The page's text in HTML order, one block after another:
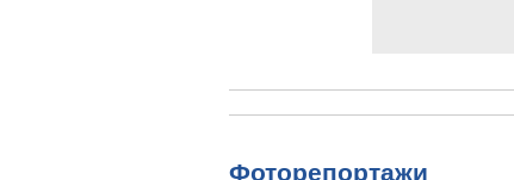
Фоторепортажи